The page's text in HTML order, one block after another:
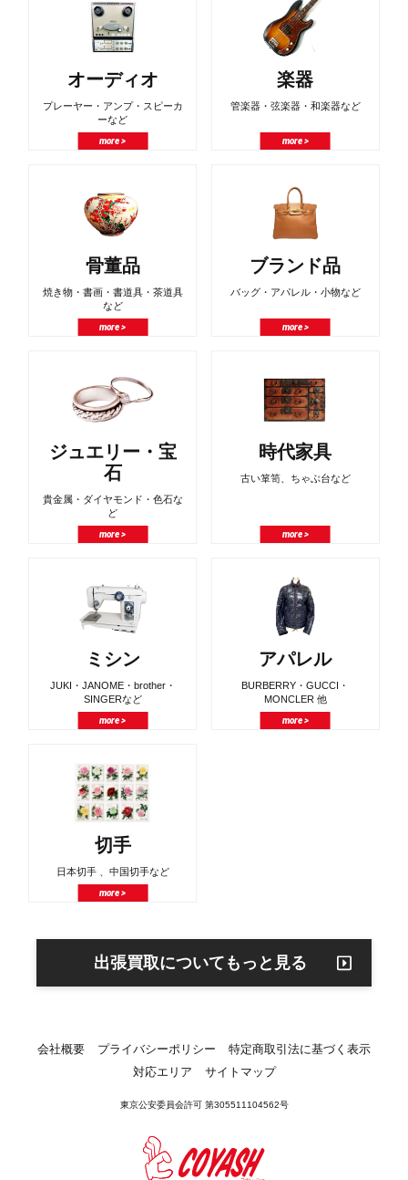
オーディオ
プレーヤー・アンプ・スピーカ
ーなど
more >
楽器
管楽器・弦楽器・和楽器など
more >
骨董品
焼き物・書画・書道具・茶道具
など
more >
ブランド品
バッグ・アパレル・小物など
more >
ジュエリー・宝
石
貴金属・ダイヤモンド・色石な
ど
more >
時代家具
古い箪笥、ちゃぶ台など
more >
ミシン
JUKI・JANOME・brother・
SINGERなど
more >
アパレル
BURBERRY・GUCCI・
MONCLER 他
more >
切手
日本切手 、中国切手など
more >
出張買取についてもっと見る
会社概要 プライバシーポリシー
特定商取引法に基づく表示
対応エリア
サイトマップ
東京公安委員会許可 第305511104562号